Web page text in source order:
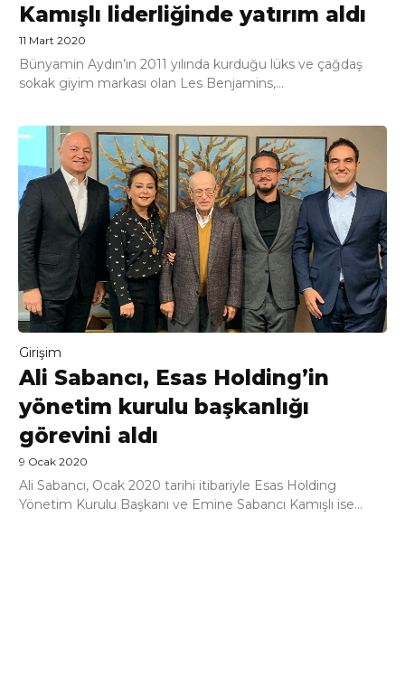
Kamışlı liderliğinde yatırım aldı
11 Mart 2020
Bünyamin Aydın’ın 2011 yılında kurduğu lüks ve çağdaş
sokak giyim markası olan Les Benjamins,...
Girişim
Ali Sabancı, Esas Holding’in
yönetim kurulu başkanlığı
görevini aldı
9 Ocak 2020
Ali Sabancı, Ocak 2020 tarihi itibariyle Esas Holding
Yönetim Kurulu Başkanı ve Emine Sabancı Kamışlı ise...